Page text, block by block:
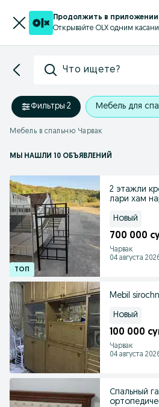
Продолжить в приложении
Открывайте OLX одним
Что ищете?
Фильтры·2 Мебель для
Мебель в спальню Чарвак
МЫ НАШЛИ 10 ОБЪЯВЛЕНИЙ
2 этажли
лари хам
Новый
700 000
Чарвак
04 августа
Mebil
Новый
100 000
Чарвак
04 августа
Спальный